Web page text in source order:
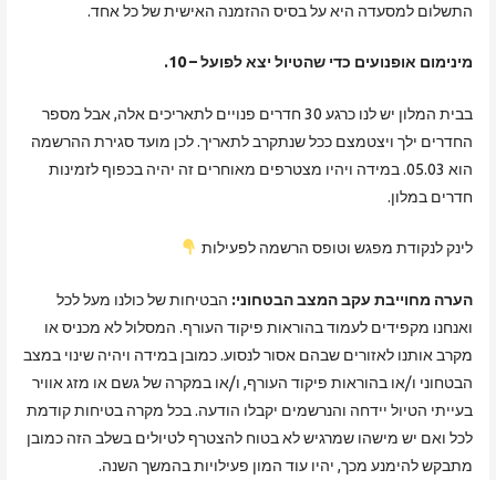
התשלום למסעדה היא על בסיס ההזמנה האישית של כל אחד.
מינימום אופנועים כדי שהטיול יצא לפועל – 10.
בבית המלון יש לנו כרגע 30 חדרים פנויים לתאריכים אלה, אבל מספר
החדרים ילך ויצטמצם ככל שנתקרב לתאריך. לכן מועד סגירת ההרשמה
הוא 05.03. במידה ויהיו מצטרפים מאוחרים זה יהיה בכפוף לזמינות
חדרים במלון.
לינק לנקודת מפגש וטופס הרשמה לפעילות
הערה מחוייבת עקב המצב הבטחוני: הבטיחות של כולנו מעל לכל
ואנחנו מקפידים לעמוד בהוראות פיקוד העורף. המסלול לא מכניס או
מקרב אותנו לאזורים שבהם אסור לנסוע. כמובן במידה ויהיה שינוי במצב
הבטחוני ו/או בהוראות פיקוד העורף, ו/או במקרה של גשם או מזג אוויר
בעייתי הטיול יידחה והנרשמים יקבלו הודעה. בכל מקרה בטיחות קודמת
לכל ואם יש מישהו שמרגיש לא בטוח להצטרף לטיולים בשלב הזה כמובן
מתבקש להימנע מכך, יהיו עוד המון פעילויות בהמשך השנה.